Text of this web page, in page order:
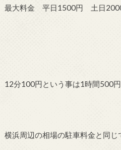
最大料金 平日1500円 土日
12分100円という事は1時間500円
横浜周辺の相場の駐車料金と同じ